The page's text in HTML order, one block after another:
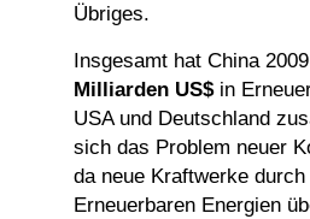
Übriges.
Insgesamt hat China
Milliarden US$in
USA und Deutschland
sich das Problem neuer
da neue Kraftwerke
Erneuerbaren Energien